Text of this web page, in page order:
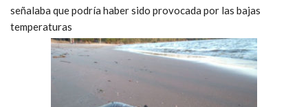
señalaba que podría haber sido provocada por las bajas
temperaturas